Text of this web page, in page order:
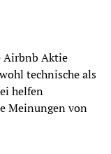
Airbnb Aktie
technische als
helfen
Meinungen von